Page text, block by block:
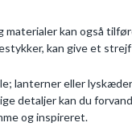
kan også
kan give et
lanterner eller
detaljer kan du
og inspireret.